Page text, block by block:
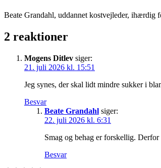
Beate Grandahl, uddannet kostvejleder, ihærdig
2 reaktioner
Mogens Ditlev siger:
21. juli 2026 kl. 15:51
Jeg synes, der skal lidt mindre sukker i
Besvar
Beate Grandahl siger:
22. juli 2026 kl. 6:31
Smag og behag er forskellig.
Besvar